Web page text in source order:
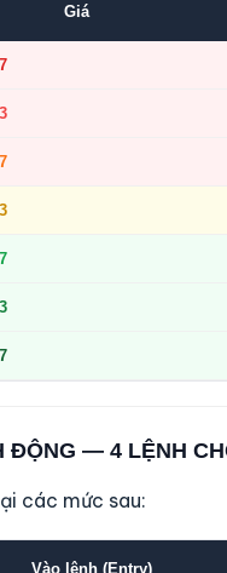
Giá
ĐỘNG — 4 LỆNH
các mức sau:
Vào lệnh (Entry)